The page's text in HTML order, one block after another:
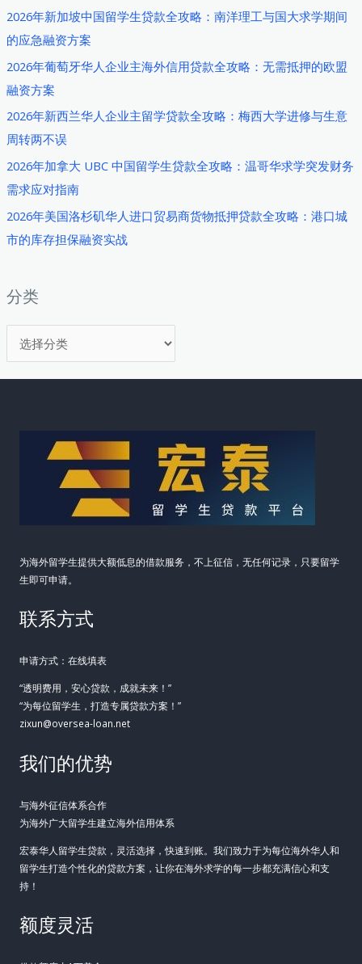
2026年新加坡中国留学生贷款全攻略：南洋理工与国大求学期间
的应急融资方案
2026年葡萄牙华人企业主海外信用贷款全攻略：无需抵押的欧盟
融资方案
2026年新西兰华人企业主留学贷款全攻略：梅西大学进修与生意
周转两不误
2026年加拿大 UBC 中国留学生贷款全攻略：温哥华求学突发财务
需求应对指南
2026年美国洛杉矶华人进口贸易商货物抵押贷款全攻略：港口城
市的库存担保融资实战
分类
类
美
分
贷
款：
如
何
在
首
现
值
的
理
为海外留学生提供大额低息的借款服务，不上征信，无任何记录，只要留学
生即可申请。
联系方式
申请方式：在线填表
“透明费用，安心贷款，成就未来！”
“为每位留学生，打造专属贷款方案！”
zixun@oversea-loan.net
我们的优势
与海外征信体系合作
为海外广大留学生建立海外信用体系
宏泰华人留学生贷款，灵活选择，快速到账。我们致力于为每位海外华人和
留学生打造个性化的贷款方案，让你在海外求学的每一步都充满信心和支
持！
额度灵活